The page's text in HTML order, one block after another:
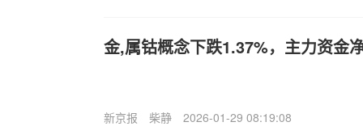
金,属钴概念下跌1.37%，主力资金
新京报 柴静 2026-01-29 08:19:08